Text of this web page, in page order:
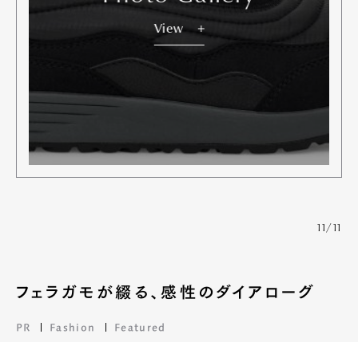
View
11/11
フェラガモが綴る、感性のダイアローグ
PR Fashion Featured